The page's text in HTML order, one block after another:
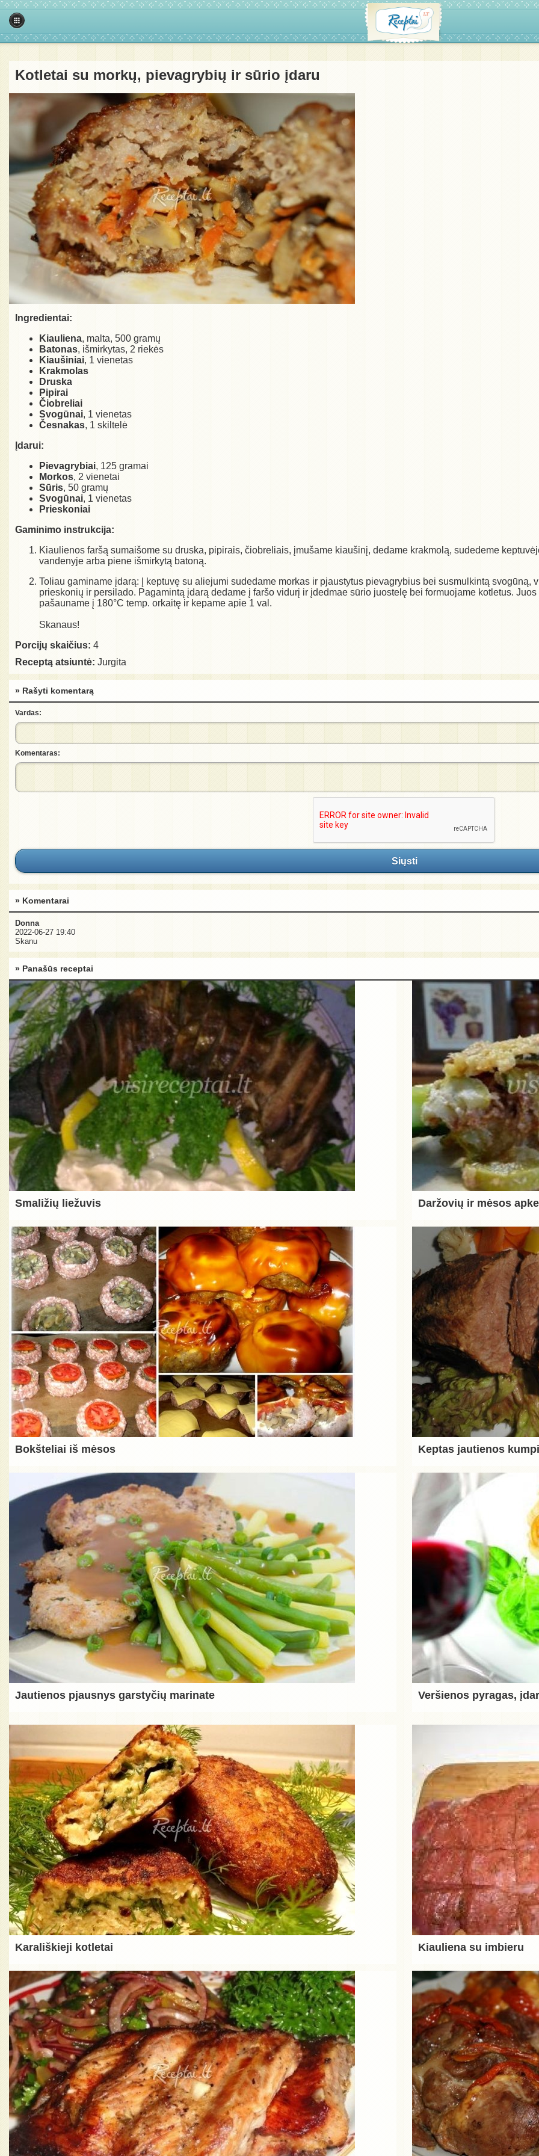
Kotletai su morkų, pievagrybių ir sūrio įdaru
Ingredientai:
Kiauliena, malta, 500 gramų
Batonas, išmirkytas, 2 riekės
Kiaušiniai, 1 vienetas
Krakmolas
Druska
Pipirai
Čiobreliai
Svogūnai, 1 vienetas
Česnakas, 1 skiltelė
Įdarui:
Pievagrybiai, 125 gramai
Morkos, 2 vienetai
Sūris, 50 gramų
Svogūnai, 1 vienetas
Prieskoniai
Gaminimo instrukcija:
Kiaulienos faršą sumaišome su druska, pipirais, čiobreliais, įmušame kiaušinį, dedame krakmolą, sudedeme
vandenyje arba piene išmirkytą batoną.
Toliau gaminame įdarą: Į keptuvę su aliejumi sudedame morkas ir pjaustytus pievagrybius bei susmulkintą svogūną,
prieskonių ir persilado. Pagamintą įdarą dedame į faršo vidurį ir įdedmae sūrio juostelę bei formuojame kotletus.
pašauname į 180°C temp. orkaitę ir kepame apie 1 val.
Skanaus!
Porcijų skaičius: 4
Receptą atsiuntė: Jurgita
» Rašyti komentarą
Vardas:
Komentaras:
Siųsti
» Komentarai
Donna
2022-06-27 19:40
Skanu
» Panašūs receptai
Smaližių liežuvis Daržovių ir mėsos
Bokšteliai iš mėsos Keptas jautienos
Jautienos pjausnys garstyčių marinate Veršienos pyragas,
Karališkieji kotletai Kiauliena su imbieru